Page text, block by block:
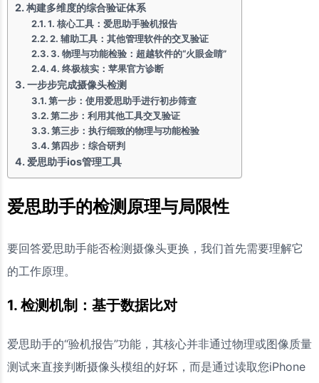
构建多维度的综合验证体系
1. 核心工具：爱思助手验机报告
2. 辅助工具：其他管理软件的交叉验证
3. 物理与功能检验：超越软件的“火眼金睛”
4. 终极核实：苹果官方诊断
一步步完成摄像头检测
第一步：使用爱思助手进行初步筛查
第二步：利用其他工具交叉验证
第三步：执行细致的物理与功能检验
第四步：综合研判
爱思助手ios管理工具
爱思助手的检测原理与局限性
要回答爱思助手能否检测摄像头更换，我们首先需要理解它
的工作原理。
1. 检测机制：基于数据比对
爱思助手的“验机报告”功能，其核心并非通过物理或图像质量
测试来直接判断摄像头模组的好坏，而是通过读取您iPhone